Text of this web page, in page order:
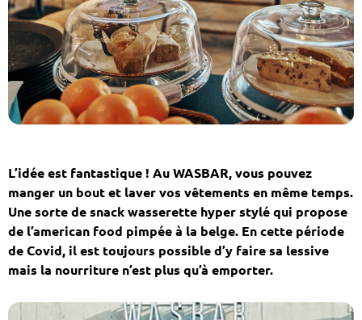
L’idée est fantastique ! Au WASBAR, vous pouvez
manger un bout et laver vos vêtements en même temps.
Une sorte de snack wasserette hyper stylé qui propose
de l’american food pimpée à la belge. En cette période
de Covid, il est toujours possible d’y faire sa lessive
mais la nourriture n’est plus qu’à emporter.